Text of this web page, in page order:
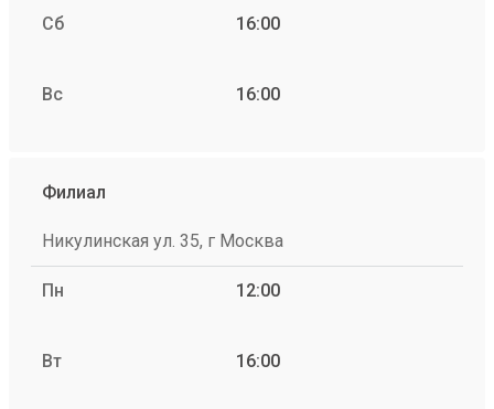
Сб 16:00
Вс 16:00
Филиал
Никулинская ул. 35, г Москва
Пн 12:00
Вт 16:00